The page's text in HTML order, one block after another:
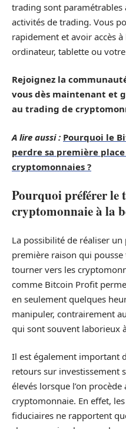
trading sont paramétrables
activités de trading. Vous
rapidement et avoir accès
ordinateur, tablette ou
Rejoignez la
vous dès maintenant et
au trading de
A lire aussi : Pourquoi le
perdre sa première
cryptomonnaies ?
Pourquoi préférer le
cryptomonnaie à la
La possibilité de réaliser
première raison qui pousse
tourner vers les
comme Bitcoin Profit
en seulement quelques
manipuler, contrairement
qui sont souvent laborieux
Il est également important
retours sur investissement
élevés lorsque l’on
cryptomonnaie. En effet,
fiduciaires ne rapportent